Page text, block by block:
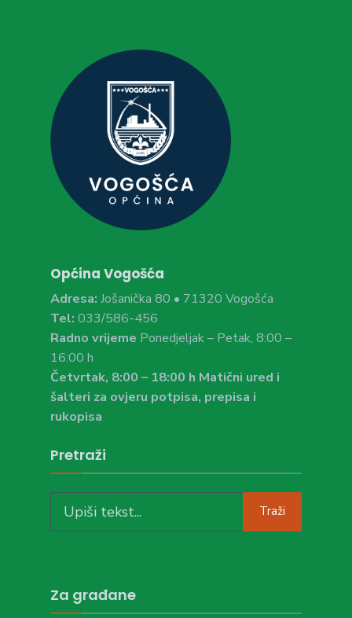
Općina Vogošća
Adresa: Jošanička 80 • 71320 Vogošća
Tel: 033/586-456
Radno vrijeme Ponedjeljak – Petak, 8:00 –
16:00 h
Četvrtak, 8:00 – 18:00 h Matični ured i
šalteri za ovjeru potpisa, prepisa i
rukopisa
Pretraži
for:
Traži
Za građane